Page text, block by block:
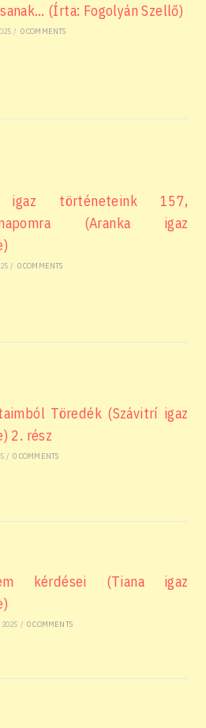
(Írta: Fogolyán Szellő)
/ 0 COMMENTS
igaz történeteink 157,
(Aranka igaz
/ 0 COMMENTS
Töredék (Szávitrí igaz
2. rész
/ 0 COMMENTS
kérdései (Tiana igaz
2025 / 0 COMMENTS